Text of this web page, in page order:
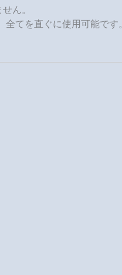
ん。
てを直ぐに使用可能です。